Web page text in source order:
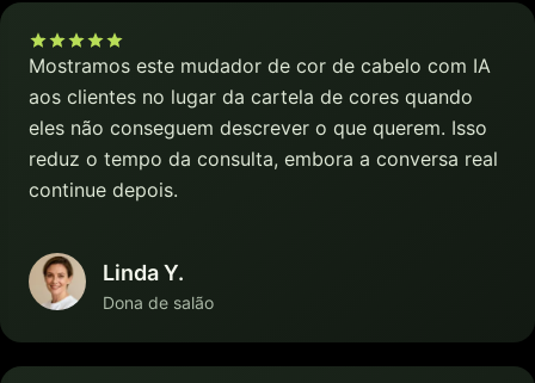
Mostramos este mudador de cor de cabelo com IA
aos clientes no lugar da cartela de cores quando
eles não conseguem descrever o que querem. Isso
reduz o tempo da consulta, embora a conversa real
continue depois.
Linda Y.
Dona de salão